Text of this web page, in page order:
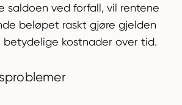
saldoen ved forfall, vil rentene
beløpet raskt gjøre gjelden
betydelige kostnader over tid.